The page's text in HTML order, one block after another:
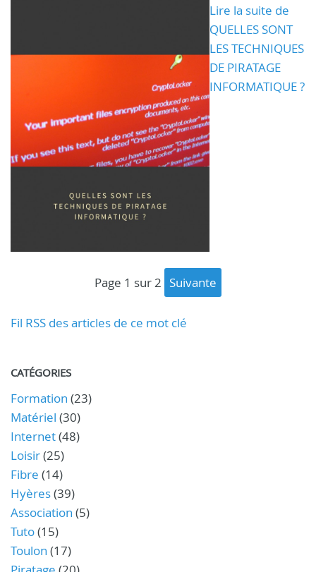
Lire la suite de
QUELLES SONT
LES TECHNIQUES
DE PIRATAGE
INFORMATIQUE ?
page 1 sur 2 suivante
Fil RSS des articles de ce mot clé
CATÉGORIES
Formation (23)
Matériel (30)
Internet(48)
Loisir(25)
Fibre (14)
Hyères(39)
Association (5)
Tuto(15)
Toulon (17)